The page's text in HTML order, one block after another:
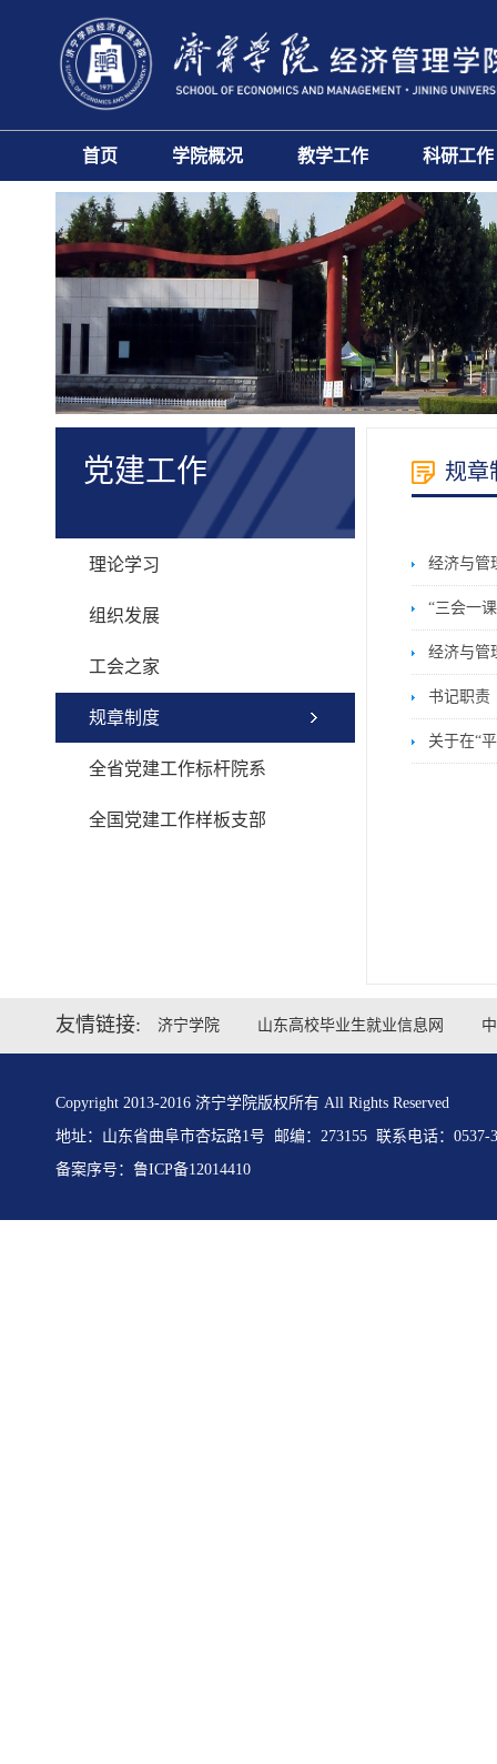
首页 学院概况 教学工作 科研工作
党建工作
理论学习
组织发展
工会之家
规章制度
全省党建工作标杆院系
全国党建工作样板支部
规章
经济与管
“三会一
经济与管
书记职责
关于在“
友情链接: 济宁学院 山东高校毕业生就业信息网
Copyright 2013-2016 济宁学院版权所有 All Rights Reserved
地址：山东省曲阜市杏坛路1号 邮编：273155 联系电话：0537-
备案序号： 鲁ICP备12014410